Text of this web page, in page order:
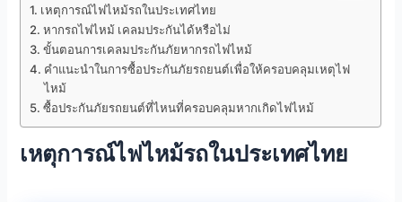
เหตุการณ์ไฟไหม้รถในประเทศไทย
หากรถไฟไหม้ เคลมประกันได้หรือไม่
ขั้นตอนการเคลมประกันภัยหากรถไฟไหม้
คำแนะนำในการซื้อประกันภัยรถยนต์เพื่อให้ครอบคลุมเหตุไฟ
ไหม้
ซื้อประกันภัยรถยนต์ที่ไหนที่ครอบคลุมหากเกิดไฟไหม้
เหตุการณ์ไฟไหม้รถในประเทศไทย